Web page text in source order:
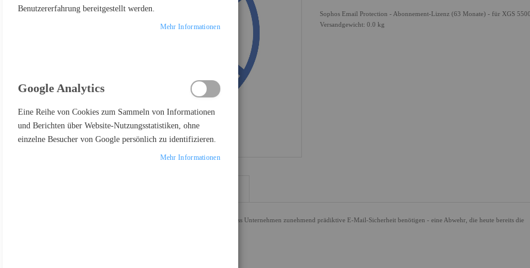
Sophos Email Protection - Abonnement-Lizenz (63 Monate) - für XGS 5500
Versandgewicht: 0.0 kg
E-Mail-Bedrohungen entwickeln sich in rasantem Tempo, sodass Unternehmen zunehmend prädiktive E-Mail-Sicherheit benötigen - eine Abwehr, die heute bereits die
Benutzererfahrung bereitgestellt werden.
Mehr Informationen
Google Analytics
Eine Reihe von Cookies zum Sammeln von Informationen
und Berichten über Website-Nutzungsstatistiken, ohne
einzelne Besucher von Google persönlich zu identifizieren.
Mehr Informationen